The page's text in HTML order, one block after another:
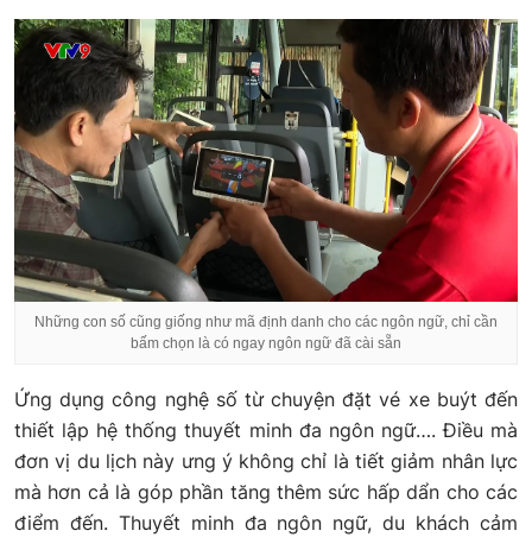
Những con số cũng giống như mã định danh cho các ngôn ngữ, chỉ cần
bấm chọn là có ngay ngôn ngữ đã cài sẵn
Ứng dụng công nghệ số từ chuyện đặt vé xe buýt đến
thiết lập hệ thống thuyết minh đa ngôn ngữ…. Điều mà
đơn vị du lịch này ưng ý không chỉ là tiết giảm nhân lực
mà hơn cả là góp phần tăng thêm sức hấp dẩn cho các
điểm đến. Thuyết minh đa ngôn ngữ, du khách cảm